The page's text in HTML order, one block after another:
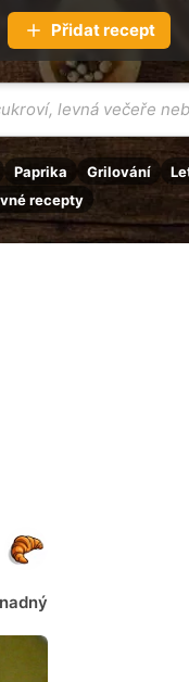
Paprika Grilování
recepty
Přidat recept